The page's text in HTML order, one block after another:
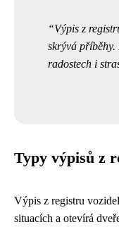
Výpis z
skrývá
radostech i
Typy výpisů z
Výpis z registru
situacích a otevírá